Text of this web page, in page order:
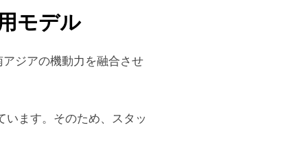
モデル
ジアの機動力を融合させ
います。そのため、スタッ